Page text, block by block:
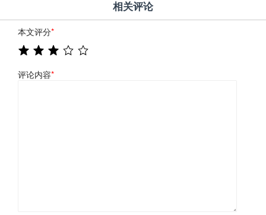
相关评论
本文评分*
评论内容*